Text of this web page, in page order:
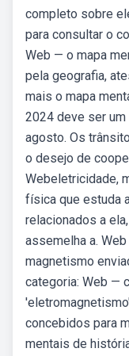
completo sobre
para consultar o
Web — o mapa
pela geografia,
mais o mapa
2024 deve ser
agosto. Os
o desejo de
Webeletricidade,
física que estuda
relacionados a
assemelha a.
magnetismo
categoria: Web —
concebidos para
mentais de